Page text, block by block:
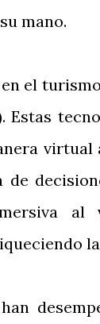
mano.
el
Estas
al